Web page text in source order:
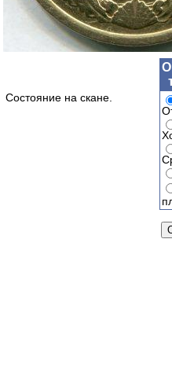
Состояние на скане.